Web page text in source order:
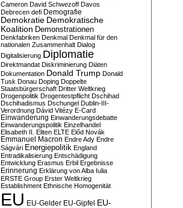
Cameron David Schwezoff Davos
Debrecen defi Demografie
Demokratie Demokratische
Koalition Demonstrationen
Denkfabriken Denkmal Denkmal für den
nationalen Zusammenhalt Dialog
Digitalisierung Diplomatie
Direktmandat Diskriminierung Diäten
Dokumentation Donald Trump Donald
Tusk Donau Doping Doppelte
Staatsbürgerschaft Dritter Weltkrieg
Drogenpolitik Drogentestpflicht Dschihad
Dschihadismus Dschungel Dublin-III-
Verordnung Dávid Vitézy E-Card
Einwanderung Einwanderungsdebatte
Einwanderungspolitik Einzelhandel
Elisabeth II. Eliten ELTE Előd Novák
Emmanuel Macron Endre Ady Endre
Ságvári Energiepolitik England
Entradikalisierung Entschädigung
Entwicklung Erasmus Erbil Ergebnisse
Erinnerung Erklärung von Alba Iulia
ERSTE Group Erster Weltkrieg
Establishment Ethnische Homogenität
EU EU-Gelder EU-Gipfel EU-